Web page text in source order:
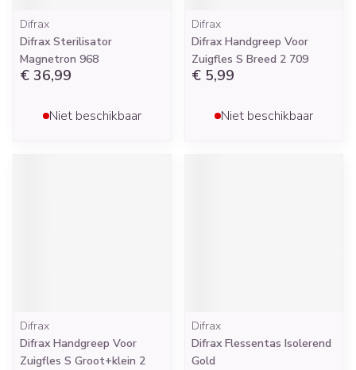
Difrax
Difrax Sterilisator
Magnetron 968
€ 36,99
Niet beschikbaar
Difrax
Difrax Handgreep Voor
Zuigfles S Breed 2 709
€ 5,99
Niet beschikbaar
Difrax
Difrax Handgreep Voor
Zuigfles S Groot+klein 2
Difrax
Difrax Flessentas Isolerend
Gold